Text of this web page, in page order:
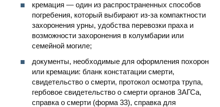
кремация — один из распространенных способов
погребения, который выбирают из-за компактности
захоронения урны, удобства перевозки праха и
возможности захоронения в колумбарии или
семейной могиле;
документы, необходимые для оформления похорон
или кремации: бланк констатации смерти,
свидетельство о смерти, протокол осмотра трупа,
гербовое свидетельство о смерти органов ЗАГСа,
справка о смерти (форма 33), справка для